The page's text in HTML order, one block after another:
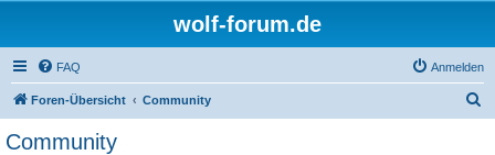
wolf-forum.de
FAQ Anmelden
Foren-Übersicht Community
Community